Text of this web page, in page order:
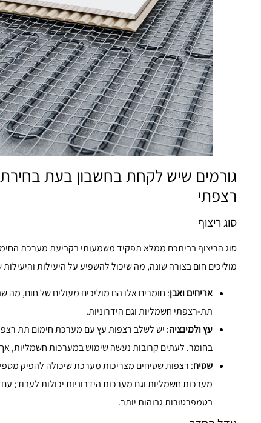
גורמים שיש לקחת בחשבון בעת
רצפתי
סוג ריצוף
סוג הריצוף בביתכם ממלא תפקיד משמעותי בקביעת מערכת
מוליכים חום בצורה שונה, מה שיכול להשפיע על היעילות
אריחים ואבן: חומרים אלו הם מוליכים מעולים של חום,
תת-רצפתי חשמליות וגם הידרוניות.
עץ ולמינציה: יש לשלב רצפות עץ עם מערכת חימום תת
בחומר. לעתים קרובות נעשה שימוש במערכות חשמליות, אך
שטיח: רצפות שטיחים מצריכות מערכת שיכולה להפיק
מערכות חשמליות וגם מערכות הידרוניות יכולות לעבוד;
בטמפרטורות גבוהות יותר.